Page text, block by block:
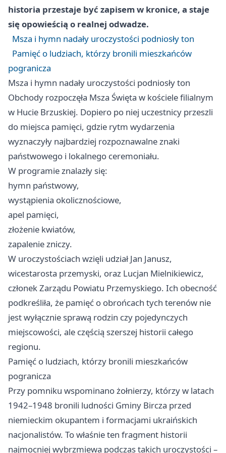
historia przestaje być zapisem w kronice, a staje
się opowieścią o realnej odwadze.
Msza i hymn nadały uroczystości podniosły ton
Pamięć o ludziach, którzy bronili mieszkańców
pogranicza
Msza i hymn nadały uroczystości podniosły ton
Obchody rozpoczęła Msza Święta w kościele filialnym
w Hucie Brzuskiej. Dopiero po niej uczestnicy przeszli
do miejsca pamięci, gdzie rytm wydarzenia
wyznaczyły najbardziej rozpoznawalne znaki
państwowego i lokalnego ceremoniału.
W programie znalazły się:
hymn państwowy,
wystąpienia okolicznościowe,
apel pamięci,
złożenie kwiatów,
zapalenie zniczy.
W uroczystościach wzięli udział Jan Janusz,
wicestarosta przemyski, oraz Lucjan Mielnikiewicz,
członek Zarządu Powiatu Przemyskiego. Ich obecność
podkreśliła, że pamięć o obrońcach tych terenów nie
jest wyłącznie sprawą rodzin czy pojedynczych
miejscowości, ale częścią szerszej historii całego
regionu.
Pamięć o ludziach, którzy bronili mieszkańców
pogranicza
Przy pomniku wspominano żołnierzy, którzy w latach
1942–1948 bronili ludności Gminy Bircza przed
niemieckim okupantem i formacjami ukraińskich
nacjonalistów. To właśnie ten fragment historii
najmocniej wybrzmiewa podczas takich uroczystości –